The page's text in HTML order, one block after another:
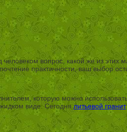
вопрос, какой же из
практичности, ваш выбор
которую можно
виде. Сегоднялитьевой гранит